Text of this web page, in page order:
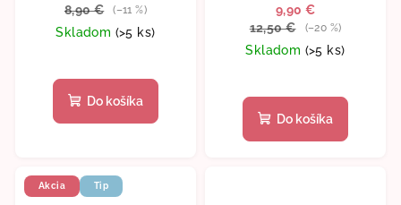
8,90 €
(–11 %)
Skladom (>5 ks)
Do košíka
9,90 €
12,50 €
(–20 %)
Skladom (>5 ks)
Do košíka
Akcia Tip